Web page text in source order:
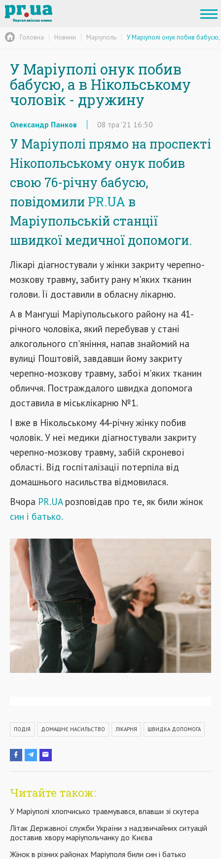
Головна Новини Маріуполь У Маріуполі онук побив
У Маріуполі онук побив
бабусю, а в Нікольському
чоловік - дружину
Олександр Панков 08 тра '21 16:50
У Маріуполі прямо на проспекті
Нікопольському онук побив
свою 76-річну бабусю,
повідомили PR.UA в
Маріупольській станції
швидкої медичної допомоги.
Лікарі діагностували у жінки закриту черепно-
мозкову травму, забиту рану м'яких тканин
голови. Її доставили в обласну лікарню.
А в Мангуші Маріупольського району на 41-
річного чоловіка, який перебував у стані
алкогольного сп'яніння, напав знайомий на
вулиці Поштовій, завдавши йому закриту
черепно-мозкову травму, забої м'яких тканин
обличчя. Постраждалого швидка допомога
доставила в міськлікарню №1.
І вже в Нікольському 44-річну жінку побив
чоловік. У неї медики діагностували закриту
черепно-мозкову травму, забій скроневої
області. Від госпіталізації потерпіла від
домашнього насильства відмовилася.
Вчора PR.UAрозповідав про те, як били жінок
син і батько.
ПОДІЯ ДОМАШНЄ НАСИЛЬСТВО ЛІКАРНЯ ШВИДКА ДОПОМОГА
Читайте також:
У Маріуполі хлопчисько травмувався, впавши зі скутера
Літак Державної служби України з надзвичайних ситуацій
доставив хвору маріупольчанку до Києва
Жінок в різних районах Маріуполя били син і батько